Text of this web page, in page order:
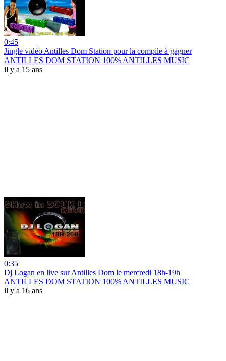
0:45
Jingle vidéo Antilles Dom Station pour la compile à gagner
ANTILLES DOM STATION 100% ANTILLES MUSIC
il y a 15 ans
0:35
Dj Logan en live sur Antilles Dom le mercredi 18h-19h
ANTILLES DOM STATION 100% ANTILLES MUSIC
il y a 16 ans